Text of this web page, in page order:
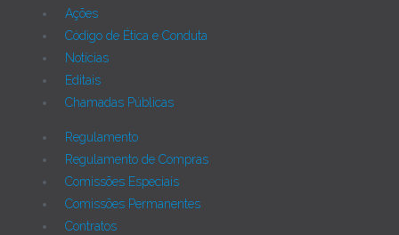
Ações
Código de Ética e Conduta
Notícias
Editais
Chamadas Públicas
Regulamento
Regulamento de Compras
Comissões Especiais
Comissões Permanentes
Contratos